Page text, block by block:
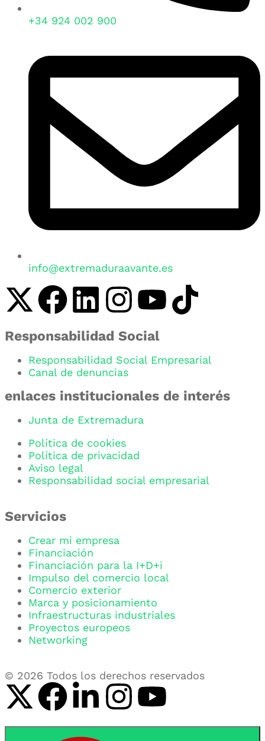
+34 924 002 900
info@extremaduraavante.es
Responsabilidad Social
Responsabilidad Social Empresarial
Canal de denuncias
enlaces institucionales de interés
Junta de Extremadura
Política de cookies
Política de privacidad
Aviso legal
Responsabilidad social empresarial
Servicios
Crear mi empresa
Financiación
Financiación para la I+D+i
Impulso del comercio local
Comercio exterior
Marca y posicionamiento
Infraestructuras industriales
Proyectos europeos
Networking
© 2026 Todos los derechos reservados